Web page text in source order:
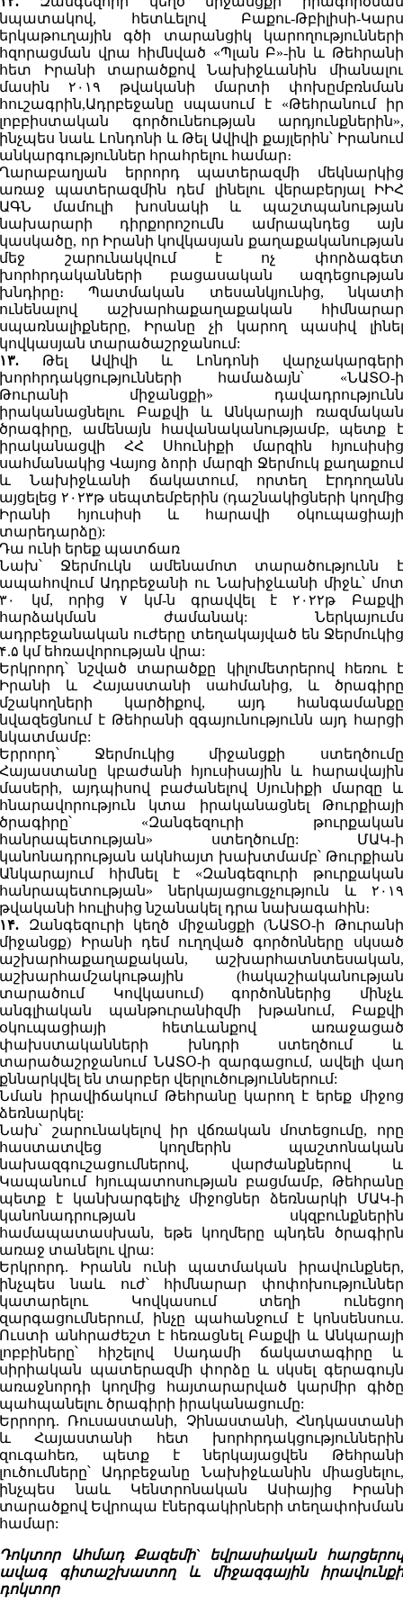
նպատակով, հետևելով Բաքու-Թբիլիսի-Կարս
երկաթուղային գծի տարանցիկ կարողությունների
հզորացման վրա հիմնված «Պլան Բ»-ին և Թեհրանի
հետ Իրանի տարածքով Նախիջևանին միանալու
մասին ۲۰۱۹ թվականի մարտի փոխըմբռնման
հուշագրին,Ադրբեջանը սպասում է «Թեհրանում իր
լոբբիստական գործունեության արդյունքներին»,
ինչպես նաև Լոնդոնի և Թել Ավիվի քայլերին՝ Իրանում
անկարգություններ հրահրելու համար։
Ղարաբաղյան երրորդ պատերազմի մեկնարկից
առաջ պատերազմին դեմ լինելու վերաբերյալ ԻԻՀ
ԱԳՆ մամուլի խոսնակի և պաշտպանության
նախարարի դիրքորոշումն ամրապնդեց այն
կասկածը, որ Իրանի կովկասյան քաղաքականության
մեջ շարունակվում է ոչ փորձագետ
խորհրդականների բացասական ազդեցության
խնդիրը։ Պատմական տեսանկյունից, նկատի
ունենալով աշխարհաքաղաքական հիմնարար
սպառնալիքները, Իրանը չի կարող պասիվ լինել
կովկասյան տարածաշրջանում:
۱۳. Թել Ավիվի և Լոնդոնի վարչակարգերի
խորհրդակցությունների համաձայն՝ «ՆԱՏՕ-ի
Թուրանի միջանցքի» դավադրությունն
իրականացնելու Բաքվի և Անկարայի ռազմական
ծրագիրը, ամենայն հավանականությամբ, պետք է
իրականացվի ՀՀ Սհունիքի մարզին հյուսիսից
սահմանակից Վայոց ձորի մարզի Ջերմուկ քաղաքում
և Նախիջևանի ճակատում, որտեղ Էրդողանն
այցելեց ۲۰۲۳թ սեպտեմբերին (դաշնակիցների կողմից
Իրանի հյուսիսի և հարավի օկուպացիայի
տարեդարձը):
Դա ունի երեք պատճառ
Նախ՝ Ջերմուկն ամենամոտ տարածությունն է
ապահովում Ադրբեջանի ու Նախիջևանի միջև՝ մոտ
۳۰ կմ, որից ۷ կմ-ն գրավվել է ۲۰۲۲թ Բաքվի
հարձակման ժամանակ: Ներկայումս
ադրբեջանական ուժերը տեղակայված են Ջերմուկից
۴.۵ կմ եհռավորության վրա:
Երկրորդ՝ նշված տարածքը կիլոմետրերով հեռու է
Իրանի և Հայաստանի սահմանից, և ծրագիրը
մշակողների կարծիքով, այդ հանգամանքը
նվազեցնում է Թեհրանի զգայունությունն այդ հարցի
նկատմամբ:
Երրորդ՝ Ջերմուկից միջանցքի ստեղծումը
Հայաստանը կբաժանի հյուսիսային և հարավային
մասերի, այդպիսով բաժանելով Սյունիքի մարզը և
հնարավորություն կտա իրականացնել Թուրքիայի
ծրագիրը՝ «Զանգեզուրի թուրքական
հանրապետության» ստեղծումը: ՄԱԿ-ի
կանոնադրության ակնհայտ խախտմամբ՝ Թուրքիան
Անկարայում հիմնել է «Զանգեզուրի թուրքական
հանրապետության» ներկայացուցչություն և ۲۰۱۹
թվականի հուլիսից նշանակել դրա նախագահին։
۱۴. Զանգեզուրի կեղծ միջանցքի (ՆԱՏՕ-ի Թուրանի
միջանցք) Իրանի դեմ ուղղված գործոնները սկսած
աշխարհաքաղաքական, աշխարհատնտեսական,
աշխարհամշակութային (հակաշիականության
տարածում Կովկասում) գործոններից մինչև
անգլիական պանթուրանիզմի խթանում, Բաքվի
օկուպացիայի հետևանքով առաջացած
փախստականների խնդրի ստեղծում և
տարածաշրջանում ՆԱՏՕ-ի զարգացում, ավելի վաղ
քննարկվել են տարբեր վերլուծություններում:
Նման իրավիճակում Թեհրանը կարող է երեք միջոց
ձեռնարկել:
Նախ՝ շարունակելով իր վճռական մոտեցումը, որը
հաստատվեց կողմերին պաշտոնական
նախազգուշացումներով, վարժանքներով և
Կապանում հյուպատոսության բացմամբ, Թեհրանը
պետք է կանխարգելիչ միջոցներ ձեռնարկի ՄԱԿ-ի
կանոնադրության սկզբունքներին
համապատասխան, եթե կողմերը պնդեն ծրագիրն
առաջ տանելու վրա:
Երկրորդ. Իրանն ունի պատմական իրավունքներ,
ինչպես նաև ուժ՝ հիմնարար փոփոխություններ
կատարելու Կովկասում տեղի ունեցող
զարգացումներում, ինչը պահանջում է կոնսենսուս.
Ուստի անհրաժեշտ է հեռացնել Բաքվի և Անկարայի
լոբբիները՝ հիշելով Սադամի ճակատագիրը և
սիրիական պատերազմի փորձը և սկսել գերագույն
առաջնորդի կողմից հայտարարված կարմիր գիծը
պահպանելու ծրագիրի իրականացումը:
Երրորդ. Ռուսաստանի, Չինաստանի, Հնդկաստանի
և Հայաստանի հետ խորհրդակցություններին
զուգահեռ, պետք է ներկայացվեն Թեհրանի
լուծումները՝ Ադրբեջանը Նախիջևանին միացնելու,
ինչպես նաև Կենտրոնական Ասիայից Իրանի
տարածքով Եվրոպա էներգակիրների տեղափոխման
համար:
Դոկտոր Ահմադ Քազեմի` եվրասիական հարցերով
ավագ գիտաշխատող և միջազգային իրավունքի
դոկտոր